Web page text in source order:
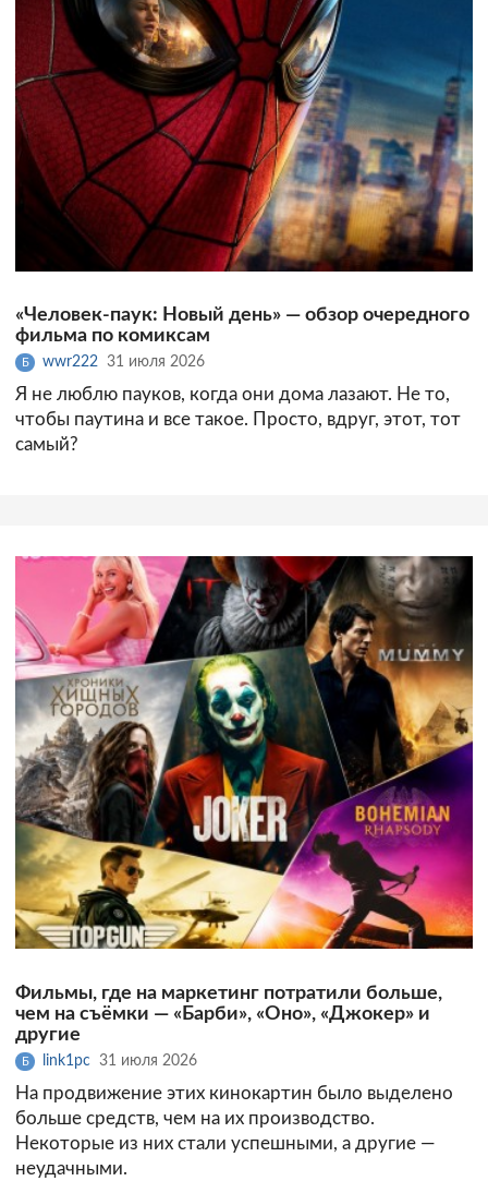
«Человек-паук: Новый день» — обзор очередного
фильма по комиксам
Б wwr222 31 июля 2026
Я не люблю пауков, когда они дома лазают. Не то,
чтобы паутина и все такое. Просто, вдруг, этот, тот
самый?
Фильмы, где на маркетинг потратили больше,
чем на съёмки — «Барби», «Оно», «Джокер» и
другие
Б link1pc 31 июля 2026
На продвижение этих кинокартин было выделено
больше средств, чем на их производство.
Некоторые из них стали успешными, а другие —
неудачными.